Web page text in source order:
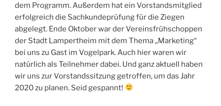
dem Programm. Außerdem hat ein Vorstandsmitglied
erfolgreich die Sachkundeprüfung für die Ziegen
abgelegt. Ende Oktober war der Vereinsfrühschoppen
der Stadt Lampertheim mit dem Thema „Marketing“
bei uns zu Gast im Vogelpark. Auch hier waren wir
natürlich als Teilnehmer dabei. Und ganz aktuell haben
wir uns zur Vorstandssitzung getroffen, um das Jahr
2020 zu planen. Seid gespannt!